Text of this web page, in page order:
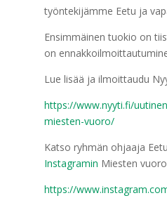
työntekijämme Eetu ja
Ensimmäinen tuokio on
on
Lue lisää ja ilmoittaudu
https://www.nyyti.fi/
miesten-vuoro/
Katso ryhmän ohjaaja
Instagramin Miesten
https://